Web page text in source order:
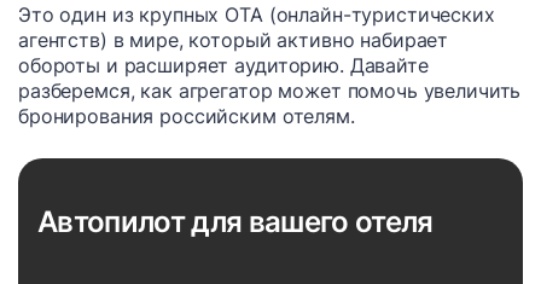
Это один из крупных OTA (онлайн-туристических
агентств) в мире, который активно набирает
обороты и расширяет аудиторию. Давайте
разберемся, как агрегатор может помочь увеличить
бронирования российским отелям.
Автопилот для вашего отеля